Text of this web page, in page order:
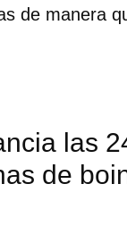
de manera
las
de